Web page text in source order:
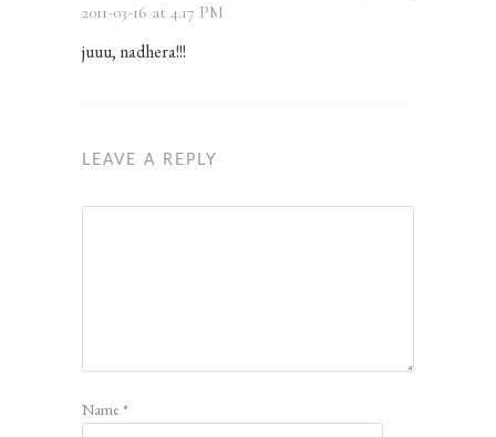
2011-03-16 at 4.17 PM
juuu, nadhera!!!
LEAVE A REPLY
Name *